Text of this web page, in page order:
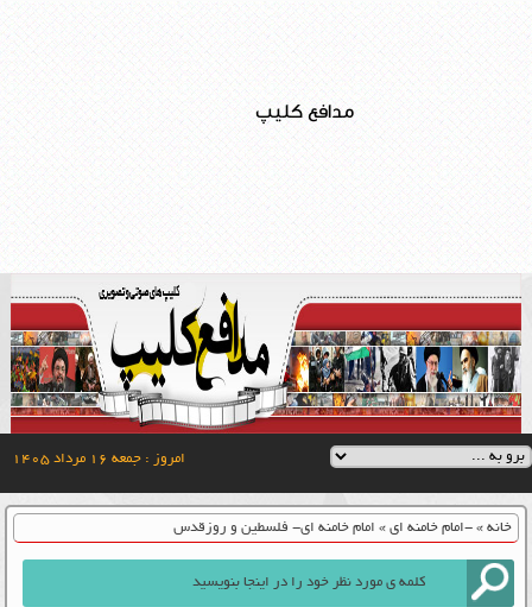
مدافع کلیپ
امروز : جمعه ۱۶ مرداد ۱۴۰۵
خانه» -امام خامنه ای» امام خامنه ای- فلسطین و روزقدس